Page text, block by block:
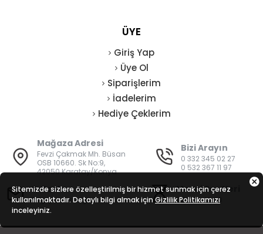
ÜYE
Giriş Yap
Üye Ol
Siparişlerim
İadelerim
Hediye Çeklerim
Mağaza Adresi
Fevzi Çakmak Mh. Büsan
OSB 10660. Sk No:9,
42050 Karatay/Konya
Bizi Arayın
0 332 345 02 27
0 532 367 11 97
E-Posta
bilgi@vatanisguvenligi.com
Mesai Saatleri
08:00 - 19:00
Sitemizde sizlere özelleştirilmiş bir hizmet sunmak için çerez
kullanılmaktadır. Detaylı bilgi almak için Gizlilik Politikamızı
inceleyiniz.